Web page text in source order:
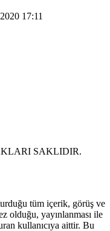
17:11
SAKLIDIR.
tüm içerik, görüş ve
olduğu, yayınlanması ile
kullanıcıya aittir. Bu